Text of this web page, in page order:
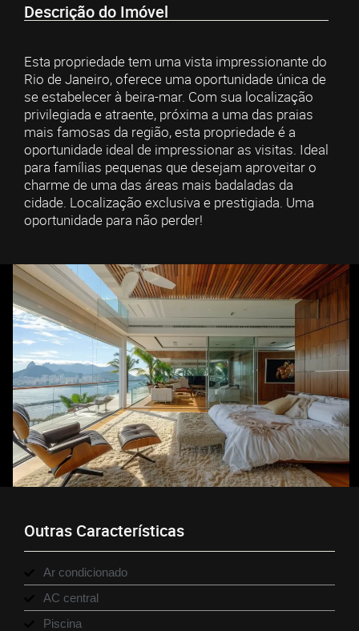
Descrição do Imóvel
Esta propriedade tem uma vista impressionante do
Rio de Janeiro, oferece uma oportunidade única de
se estabelecer à beira-mar. Com sua localização
privilegiada e atraente, próxima a uma das praias
mais famosas da região, esta propriedade é a
oportunidade ideal de impressionar as visitas. Ideal
para famílias pequenas que desejam aproveitar o
charme de uma das áreas mais badaladas da
cidade. Localização exclusiva e prestigiada. Uma
oportunidade para não perder!
Outras Características
Ar condicionado
AC central
Piscina